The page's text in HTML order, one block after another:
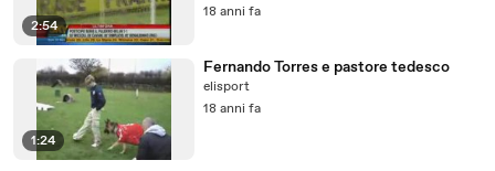
2:54
18 anni fa
1:24
Fernando Torres e pastore tedesco
elisport
18 anni fa